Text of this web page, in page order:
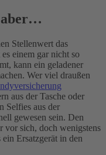
aber…
Stellenwert das
einem gar nicht so
kann ein geladener
Wer viel draußen
aus der Tasche oder
Selfies aus der
gewesen sein. Den
vor sich, doch wenigstens
Ersatzgerät in den